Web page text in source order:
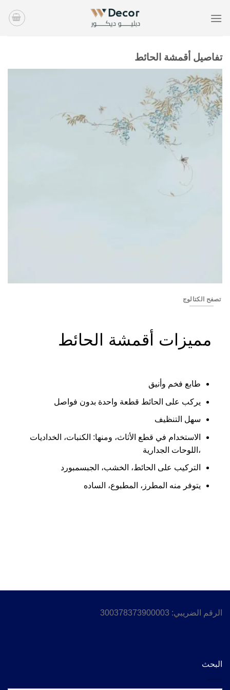
للمحتوى
تفاصيل أقمشة الحائط
تصفح الكتالوج
مميزات أقمشة الحائط
طابع فخم وأنيق
يركب على الحائط قطعة واحدة بدون فواصل
سهل التنظيف
الاستخدام في قطع الأثاث، ومنها: الكنبات، الخداديات
،اللوحات الجدارية
التركيب على الحائط، الخشب، الجبسمبورد
يتوفر منه المطرز، المطبوع، الساده
الرقم الضريبي: 300378373900003
البحث